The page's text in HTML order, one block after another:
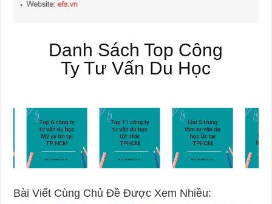
Danh Sách Top Công
Ty Tư Vấn Du Học
Bài Viết Cùng Chủ Đề Được Xem Nhiều: